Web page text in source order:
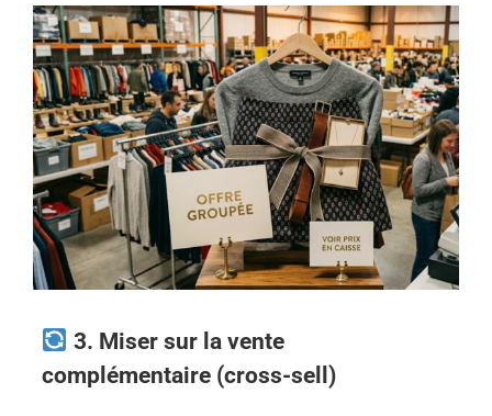
3. Miser sur la vente
complémentaire (cross-sell)